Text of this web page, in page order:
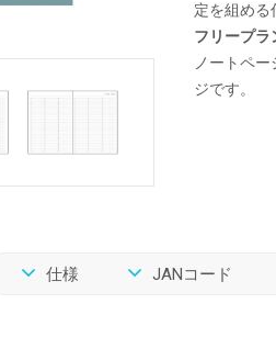
定を組める
フリープラ
ノートペ
ジです。
仕様 JANコード